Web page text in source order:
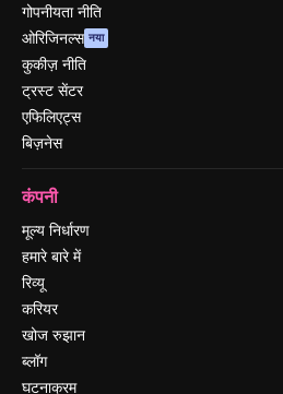
गोपनीयता नीति
ओरिजिनल्स नया
कुकीज़ नीति
ट्रस्ट सेंटर
एफिलिएट्स
बिज़नेस
कंपनी
मूल्य निर्धारण
हमारे बारे में
रिव्यू
करियर
खोज रुझान
ब्लॉग
घटनाक्रम